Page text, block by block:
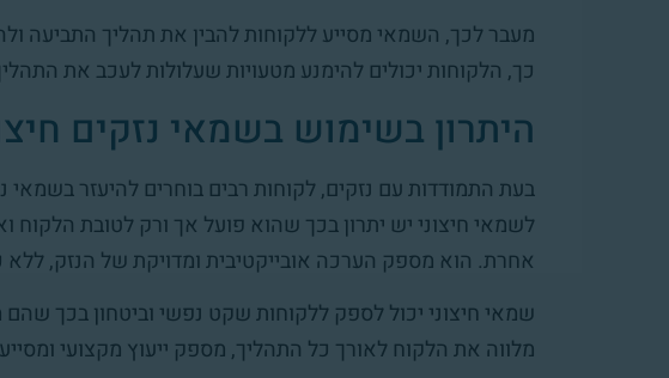
מעבר לכך, השמאי מסייע ללקוחות להבין את תהליך התביעה
כך, הלקוחות יכולים להימנע מטעויות שעלולות לעכב את
היתרון בשימוש בשמאי נזקים
בעת התמודדות עם נזקים, לקוחות רבים בוחרים להיעזר בשמאי
לשמאי חיצוני יש יתרון בכך שהוא פועל אך ורק לטובת הלקוח
אחרת. הוא מספק הערכה אובייקטיבית ומדויקת של הנזק, ללא
שמאי חיצוני יכול לספק ללקוחות שקט נפשי וביטחון בכך
מלווה את הלקוח לאורך כל התהליך, מספק ייעוץ מקצועי